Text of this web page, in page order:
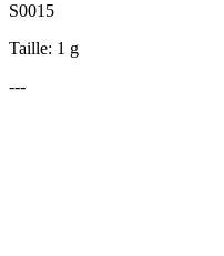
S0015
Taille: 1 g
---